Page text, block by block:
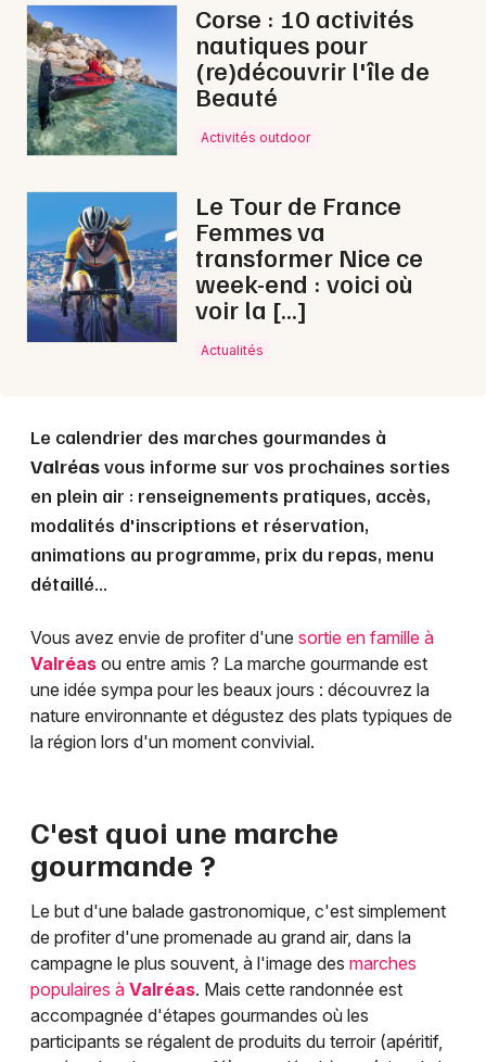
84 - Vaucluse
Choisir mes départements
Mon email
Je m'abonne
Corse : 10 activités
nautiques pour
(re)découvrir l'île de
Beauté
Activités outdoor
Le Tour de France
Femmes va
transformer Nice ce
week-end : voici où
voir la […]
Actualités
Le calendrier des marches gourmandes à
Valréasvous informe sur vos prochaines sorties
en plein air : renseignements pratiques, accès,
modalités d'inscriptions et réservation,
animations au programme, prix du repas, menu
détaillé...
Vous avez envie de profiter d'une sortie en famille à
Valréas ou entre amis ? La marche gourmande est
une idée sympa pour les beaux jours : découvrez la
nature environnante et dégustez des plats typiques de
la région lors d'un moment convivial.
C'est quoi une marche
gourmande ?
Le but d'une balade gastronomique, c'est simplement
de profiter d'une promenade au grand air, dans la
campagne le plus souvent, à l'image des marches
populaires à Valréas. Mais cette randonnée est
accompagnée d'étapes gourmandes où les
participants se régalent de produits du terroir (apéritif,